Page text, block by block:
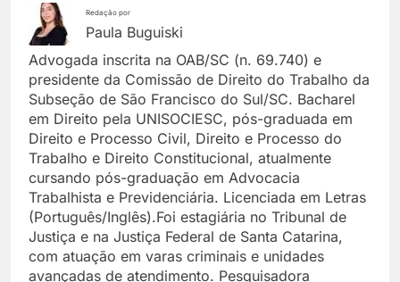
Redação por
Paula Buguiski
Advogada inscrita na OAB/SC (n. 69.740) e
presidente da Comissão de Direito do Trabalho da
Subseção de São Francisco do Sul/SC. Bacharel
em Direito pela UNISOCIESC, pós-graduada em
Direito e Processo Civil, Direito e Processo do
Trabalho e Direito Constitucional, atualmente
cursando pós-graduação em Advocacia
Trabalhista e Previdenciária. Licenciada em Letras
(Português/Inglês).Foi estagiária no Tribunal de
Justiça e na Justiça Federal de Santa Catarina,
com atuação em varas criminais e unidades
avançadas de atendimento. Pesquisadora